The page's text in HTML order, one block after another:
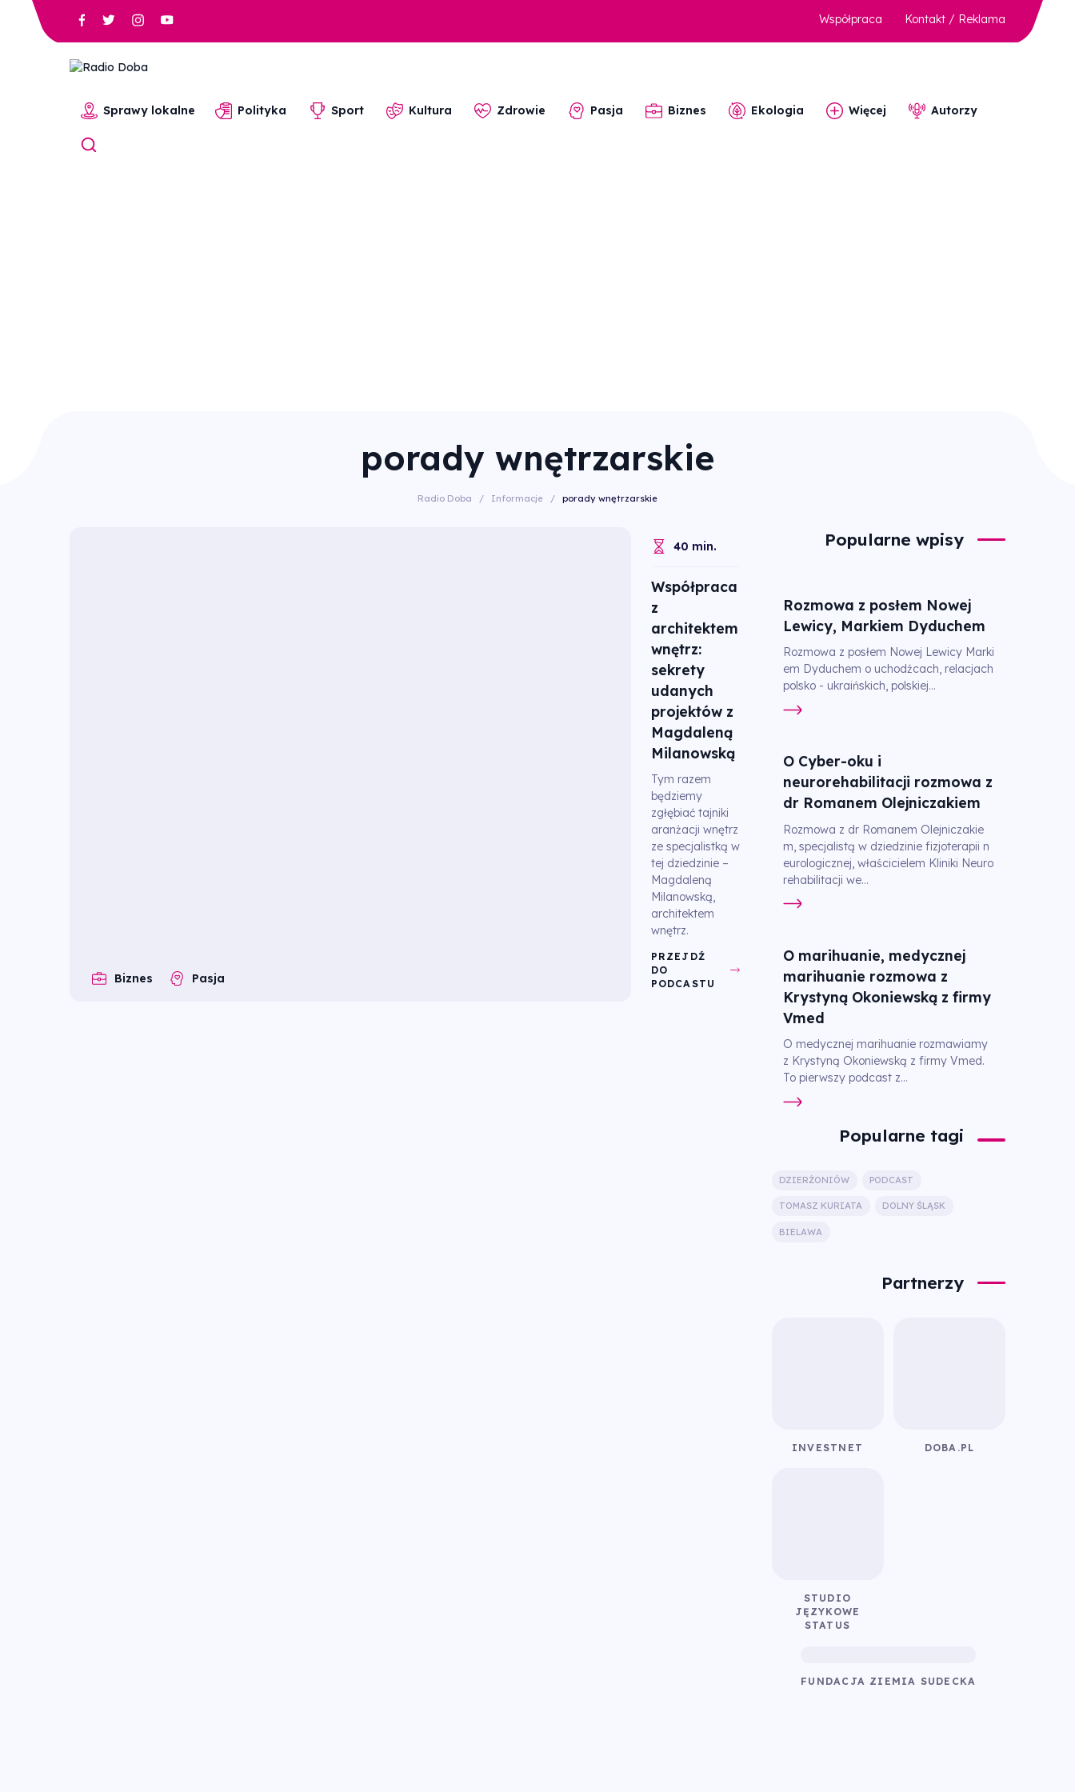
Współpraca Kontakt / Reklama
Sprawy lokalne Polityka Sport Kultura Zdrowie Pasja Biznes Ekologia Więcej Autorzy
porady wnętrzarskie
Radio Doba / Informacje / porady wnętrzarskie
Biznes Pasja
40 min.
Współpraca
z
architektem
wnętrz:
sekrety
udanych
projektów z
Magdaleną
Milanowską
Tym razem
będziemy
zgłębiać tajniki
aranżacji wnętrz
ze specjalistką w
tej dziedzinie –
Magdaleną
Milanowską,
architektem
wnętrz.
PRZEJDŹ
DO
PODCASTU
Popularne wpisy
Rozmowa z posłem Nowej
Lewicy, Markiem Dyduchem
Rozmowa z posłem Nowej Lewicy Marki
em Dyduchem o uchodźcach, relacjach
polsko - ukraińskich, polskiej...
O Cyber-oku i
neurorehabilitacji rozmowa z
dr Romanem Olejniczakiem
Rozmowa z dr Romanem Olejniczakie
m, specjalistą w dziedzinie fizjoterapii n
eurologicznej, właścicielem Kliniki Neuro
rehabilitacji we...
O marihuanie, medycznej
marihuanie rozmowa z
Krystyną Okoniewską z firmy
Vmed
O medycznej marihuanie rozmawiamy
z Krystyną Okoniewską z firmy Vmed.
To pierwszy podcast z...
Popularne tagi
DZIERŻONIÓW PODCAST
TOMASZ KURIATA DOLNY ŚLĄSK
BIELAWA
Partnerzy
INVESTNET DOBA.PL
STUDIO
JĘZYKOWE
STATUS
FUNDACJA ZIEMIA SUDECKA